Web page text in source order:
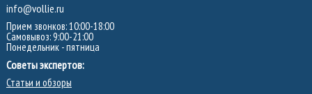
info@vollie.ru
Прием звонков: 10:00-18:00
Самовывоз: 9:00-21:00
Понедельник - пятница
Советы экспертов:
Статьи и обзоры